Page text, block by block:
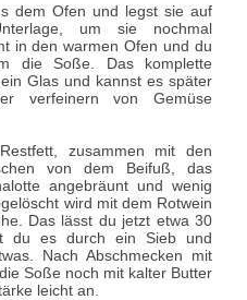
dem Ofen und legst sie auf
um sie nochmal
in den warmen Ofen und du
die Soße. Das komplette
Glas und kannst es später
verfeinern von Gemüse
zusammen mit den
von dem Beifuß, das
angebräunt und wenig
wird mit dem Rotwein
Das lässt du jetzt etwa 30
du es durch ein Sieb und
Nach Abschmecken mit
Soße noch mit kalter Butter
leicht an.